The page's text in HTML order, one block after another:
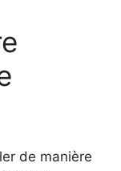
de manière